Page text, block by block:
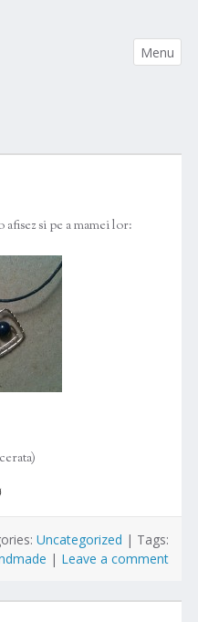
Menu
afisez si pe a mamei lor:
Uncategorized | Tags:
| Leave a comment